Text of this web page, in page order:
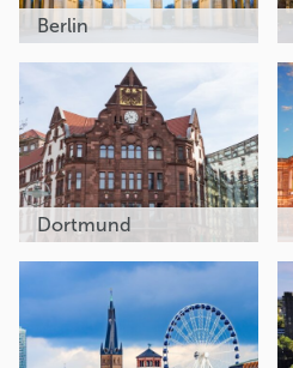
Berlin
Dortmund